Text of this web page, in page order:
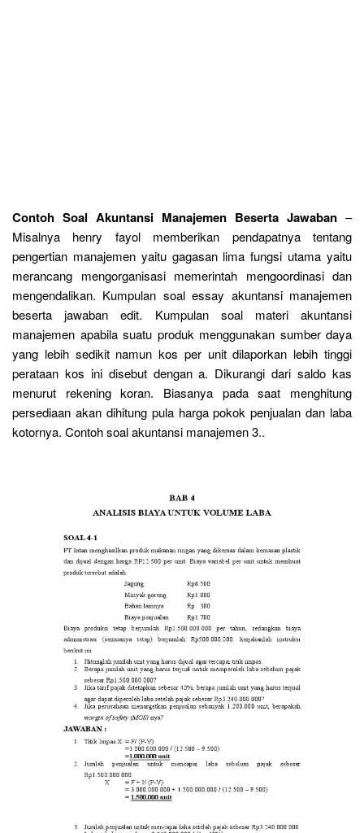
Contoh Soal Akuntansi Manajemen Beserta Jawaban –
Misalnya henry fayol memberikan pendapatnya tentang
pengertian manajemen yaitu gagasan lima fungsi utama yaitu
merancang mengorganisasi memerintah mengoordinasi dan
mengendalikan. Kumpulan soal essay akuntansi manajemen
beserta jawaban edit. Kumpulan soal materi akuntansi
manajemen apabila suatu produk menggunakan sumber daya
yang lebih sedikit namun kos per unit dilaporkan lebih tinggi
perataan kos ini disebut dengan a. Dikurangi dari saldo kas
menurut rekening koran. Biasanya pada saat menghitung
persediaan akan dihitung pula harga pokok penjualan dan laba
kotornya. Contoh soal akuntansi manajemen 3..